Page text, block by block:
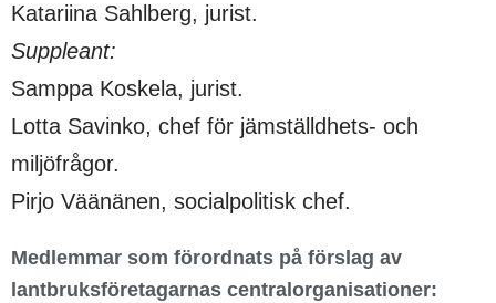
Katariina Sahlberg, jurist.
Suppleant:
Samppa Koskela, jurist.
Lotta Savinko, chef för jämställdhets- och
miljöfrågor.
Pirjo Väänänen, socialpolitisk chef.
Medlemmar som förordnats på förslag av
lantbruksföretagarnas centralorganisationer: